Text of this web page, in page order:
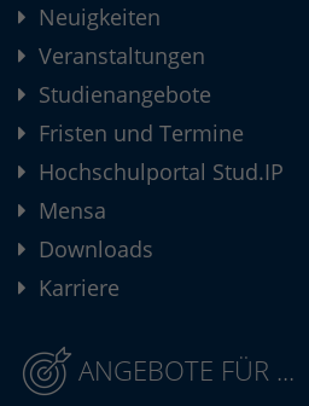
Neuigkeiten
Veranstaltungen
Studienangebote
Fristen und Termine
Hochschulportal Stud.IP
Mensa
Downloads
Karriere
ANGEBOTE FÜR ...